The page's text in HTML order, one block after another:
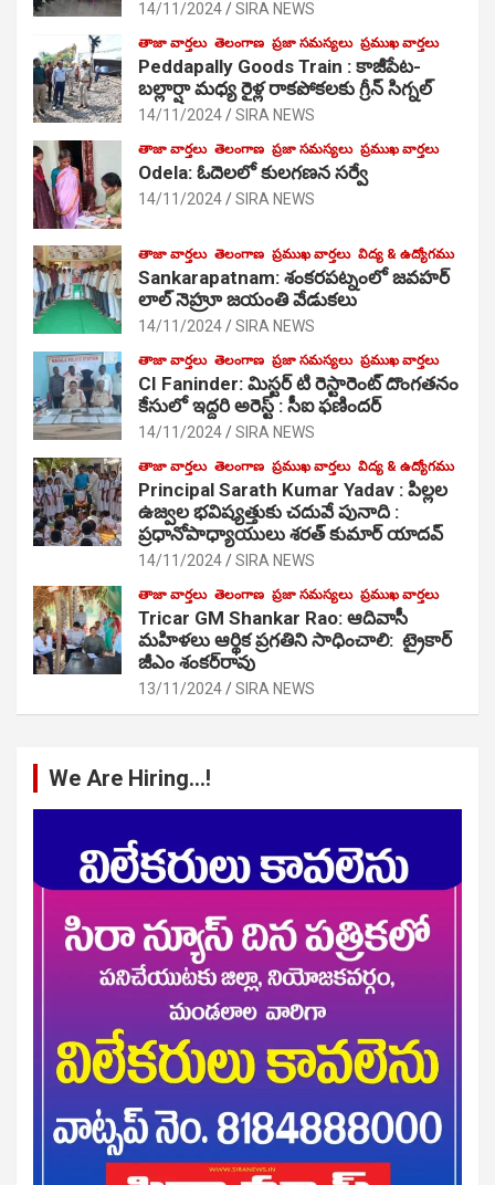
14/11/2024 SIRA NEWS
తాజా వార్తలు తెలంగాణ ప్రజా సమస్యలు ప్రముఖ వార్తలు
Peddapally Goods Train : కాజీపేట-
బల్లార్షా మధ్య రైళ్ల రాకపోకలకు గ్రీన్ సిగ్నల్
14/11/2024 SIRA NEWS
తాజా వార్తలు తెలంగాణ ప్రజా సమస్యలు ప్రముఖ వార్తలు
Odela: ఓదెలలో కులగణన సర్వే
14/11/2024 SIRA NEWS
తాజా వార్తలు తెలంగాణ ప్రముఖ వార్తలు విద్య & ఉద్యోగము
Sankarapatnam: శంకరపట్నంలో జవహర్
లాల్ నెహ్రూ జయంతి వేడుకలు
14/11/2024 SIRA NEWS
తాజా వార్తలు తెలంగాణ ప్రజా సమస్యలు ప్రముఖ వార్తలు
CI Faninder: మిస్టర్ టి రెస్టారెంట్ దొంగతనం
కేసులో ఇద్దరి అరెస్ట్ : సీఐ ఫణిందర్
14/11/2024 SIRA NEWS
తాజా వార్తలు తెలంగాణ ప్రముఖ వార్తలు విద్య & ఉద్యోగము
Principal Sarath Kumar Yadav : పిల్లల
ఉజ్వల భవిష్యత్తుకు చదువే పునాది :
ప్రధానోపాధ్యాయులు శరత్ కుమార్ యాదవ్
14/11/2024 SIRA NEWS
తాజా వార్తలు తెలంగాణ ప్రజా సమస్యలు ప్రముఖ వార్తలు
Tricar GM Shankar Rao: ఆదివాసీ
మహిళలు ఆర్థిక ప్రగతిని సాధించాలి: ట్రైకార్
జీఎం శంకర్‌రావు
13/11/2024 SIRA NEWS
We Are Hiring…!